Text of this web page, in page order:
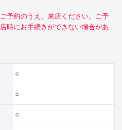
予約のうえ、来店ください。ご予
時にお手続きができない場合があ
○
○
○